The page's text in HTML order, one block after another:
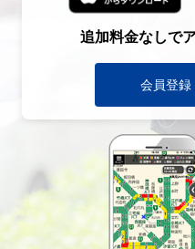
追加料金なしで
会員登録